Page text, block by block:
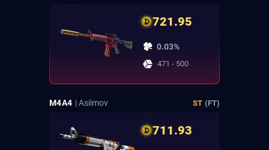
721.95
0.03%
471 - 500
M4A4 | Asiimov ST (FT)
711.93